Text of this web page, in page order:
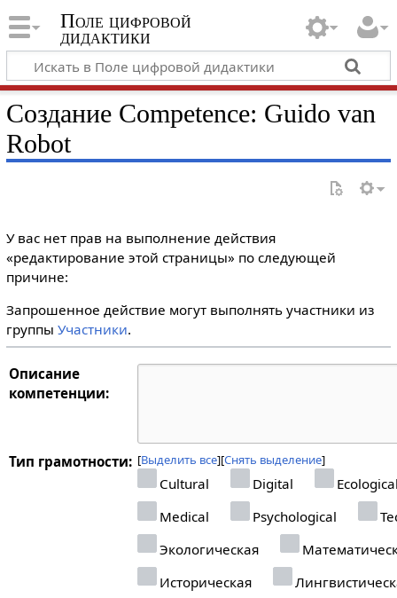
Поле цифровой
дидактики
Создание Competence: Guido van
Robot
У вас нет прав на выполнение действия
«редактирование этой страницы» по следующей
причине:
Запрошенное действие могут выполнять участники из
группы Участники.
Описание
компетенции:
Тип грамотности: Выделить все Снять выделение
Cultural Digital
Medical
Psychological
Экологическая
Историческая